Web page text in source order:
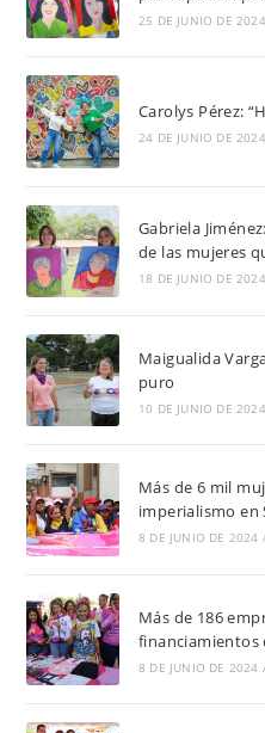
25 DE JUNIO DE 2024
Carolys Pérez:
24 DE JUNIO DE 2024
Gabriela
de las mujeres
18 DE JUNIO DE 2024
Maigualida
puro
10 DE JUNIO DE 2024
Más de 6 mil
imperialismo en
8 DE JUNIO DE 2024
Más de 186
financiamientos
8 DE JUNIO DE 2024